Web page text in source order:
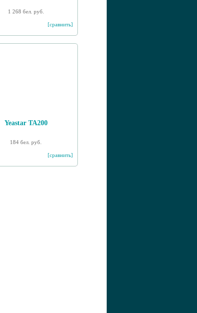
1 268 бел. руб.
[сравнить]
Yeastar TA200
184 бел. руб.
[сравнить]